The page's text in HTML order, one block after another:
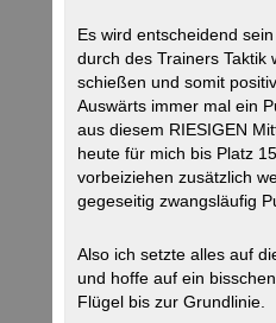
Es wird entscheidend
durch des Trainers Taktik
schießen und somit
Auswärts immer mal ein
aus diesem RIESIGEN
heute für mich bis Platz
vorbeiziehen zusätzlich
gegeseitig zwangsläufig
Also ich setzte alles auf
und hoffe auf ein
Flügel bis zur Grundlinie.